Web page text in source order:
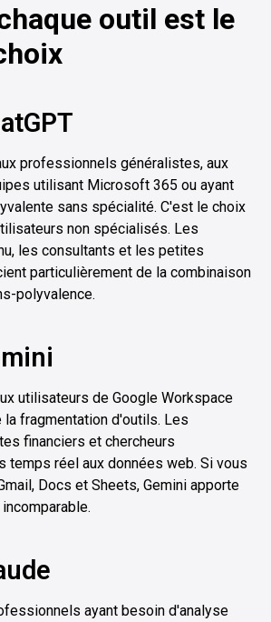
outil est le
professionnels généralistes, aux
utilisant Microsoft 365 ou ayant
sans spécialité. C'est le choix
non spécialisés. Les
les consultants et les petites
particulièrement de la combinaison
polyvalence.
utilisateurs de Google Workspace
fragmentation d'outils. Les
financiers et chercheurs
temps réel aux données web. Si vous
Docs et Sheets, Gemini apporte
ayant besoin d'analyse